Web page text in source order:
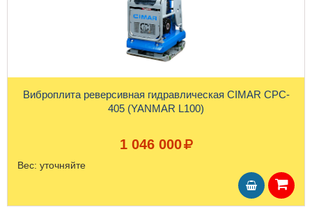
Виброплита реверсивная гидравлическая CIMAR CPC-
405 (YANMAR L100)
1 046 000
Вес: уточняйте